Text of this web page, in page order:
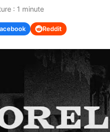
: 1 minute
Reddit